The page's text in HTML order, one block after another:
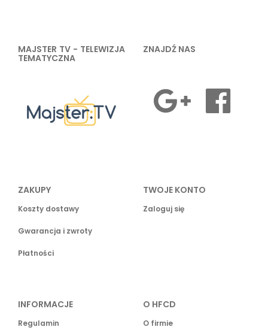
MAJSTER TV - TELEWIZJA
TEMATYCZNA
ZNAJDŹ NAS
ZAKUPY
Koszty dostawy
Gwarancja i zwroty
Płatności
TWOJE KONTO
Zaloguj się
INFORMACJE
Regulamin
O HFCD
O firmie